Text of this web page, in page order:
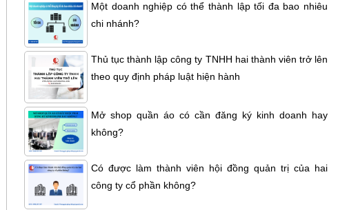
Một doanh nghiệp có thể thành lập tối đa bao nhiêu
chi nhánh?
Thủ tục thành lập công ty TNHH hai thành viên trở lên
theo quy định pháp luật hiện hành
Mở shop quần áo có cần đăng ký kinh doanh hay
không?
Có được làm thành viên hội đồng quản trị của hai
công ty cổ phần không?